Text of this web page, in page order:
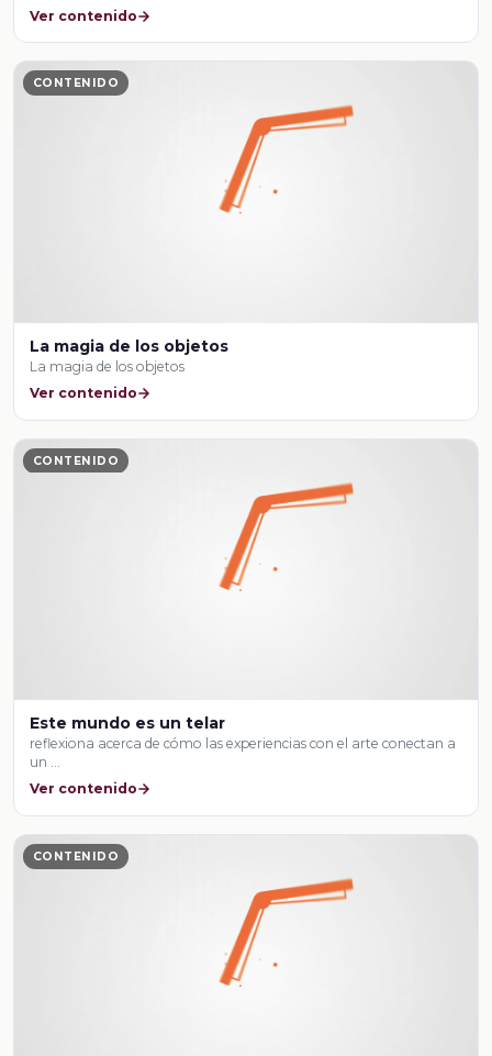
Ver contenido
CONTENIDO
La magia de los objetos
La magia de los objetos
Ver contenido
CONTENIDO
Este mundo es un telar
reflexiona acerca de cómo las experiencias con el arte conectan a
un …
Ver contenido
CONTENIDO